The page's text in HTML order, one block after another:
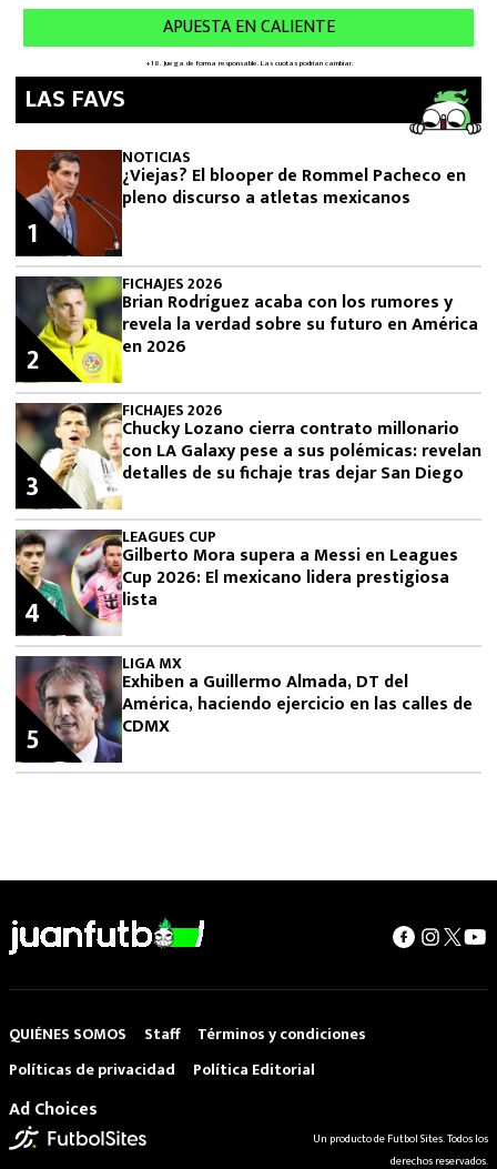
LAS FAVS
NOTICIAS
¿Viejas? El blooper de Rommel Pacheco en
pleno discurso a atletas mexicanos
1
FICHAJES 2026
Brian Rodríguez acaba con los rumores y
revela la verdad sobre su futuro en América
en 2026
2
FICHAJES 2026
Chucky Lozano cierra contrato millonario
con LA Galaxy pese a sus polémicas: revelan
detalles de su fichaje tras dejar San Diego
3
LEAGUES CUP
Gilberto Mora supera a Messi en Leagues
Cup 2026: El mexicano lidera prestigiosa
lista
4
LIGA MX
Exhiben a Guillermo Almada, DT del
América, haciendo ejercicio en las calles de
CDMX
5
QUIÉNES SOMOS Staff
Términos y condiciones
Políticas de privacidad
Política Editorial
Ad Choices
Un producto de Futbol Sites. Todos los
derechos reservados.